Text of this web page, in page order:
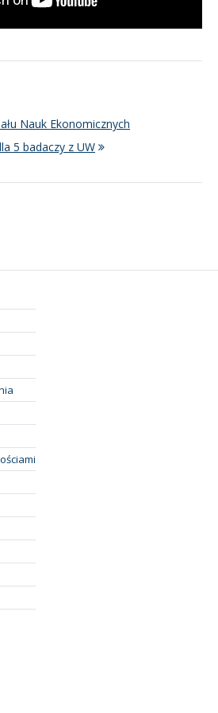
Nauk Ekonomicznych
5 badaczy z UW